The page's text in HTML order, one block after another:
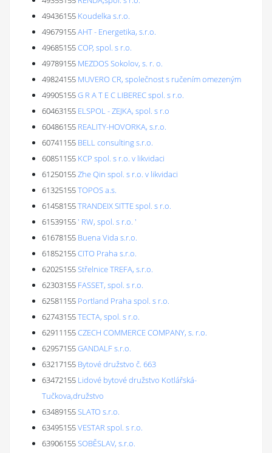
49436155 Koudelka s.r.o.
49679155AHT - Energetika, s.r.o.
49685155COP, spol. s r.o.
49789155 MEZDOS Sokolov, s. r. o.
49824155 MUVERO CR, společnost s ručením omezeným
49905155G R A T E C LIBEREC spol. s r.o.
60463155 ELSPOL - ZEJKA, spol. s r.o
60486155 REALITY-HOVORKA, s.r.o.
60741155 BELL consulting s.r.o.
60851155 KCP spol. s r.o. v likvidaci
61250155Zhe Qin spol. s r.o. v likvidaci
61325155TOPOS a.s.
61458155TRANDEIX SITTE spol. s r.o.
61539155' RW, spol. s r.o. '
61678155 Buena Vida s.r.o.
61852155CITO Praha s.r.o.
62025155Střelnice TREFA, s.r.o.
62303155 FASSET, spol. s r.o.
62581155 Portland Praha spol. s r.o.
62743155TECTA, spol. s r.o.
62911155CZECH COMMERCE COMPANY, s. r.o.
62957155GANDALF s.r.o.
63217155 Bytové družstvo č. 663
63472155 Lidové bytové družstvo Kotlářská-
Tučkova,družstvo
63489155SLATO s.r.o.
63495155VESTAR spol. s r.o.
63906155SOBĚSLAV, s.r.o.